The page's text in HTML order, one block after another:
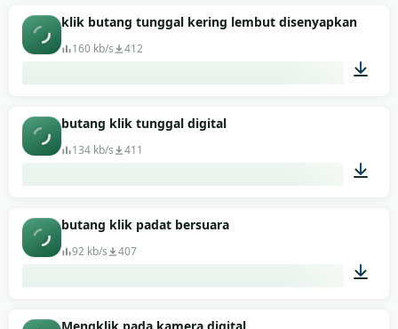
00:01
klik butang tunggal kering lembut disenyapkan
160 kb/s 412
butang klik tunggal digital
134 kb/s 411
butang klik padat bersuara
92 kb/s 407